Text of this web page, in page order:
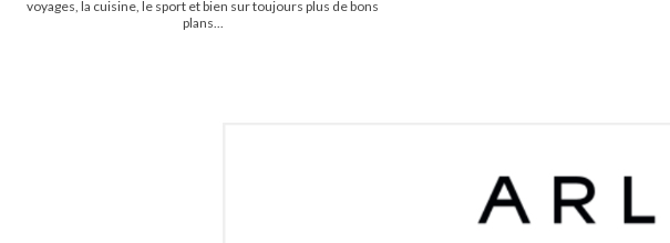
voyages, la cuisine, le sport et bien sur toujours plus de bons
plans...